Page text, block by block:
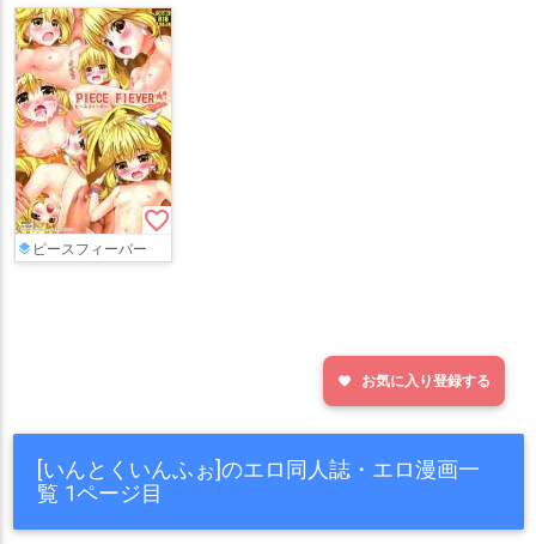
favorite_border
ピースフィーバー
favorite お気に入り登録する
[いんとくいんふぉ]のエロ同人誌・エロ漫画一
覧 1ページ目